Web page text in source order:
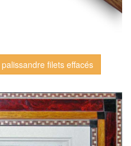
filets effacés